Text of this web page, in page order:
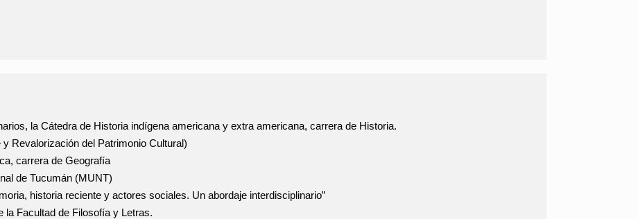
la Cátedra de Historia indígena americana y extra americana, carrera de Historia.
Revalorización del Patrimonio Cultural)
carrera de Geografía
de Tucumán (MUNT)
historia reciente y actores sociales. Un abordaje interdisciplinario”
la Facultad de Filosofía y Letras.